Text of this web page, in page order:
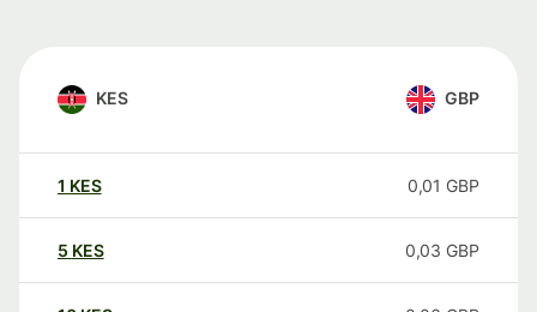
KES GBP
1 KES 0,01 GBP
5 KES 0,03 GBP